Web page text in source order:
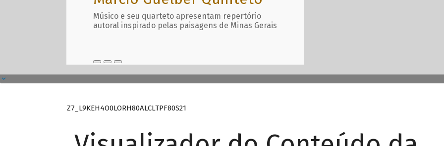
Músico e seu quarteto apresentam repertório
autoral inspirado pelas paisagens de Minas Gerais
Z7_L9KEH4O0LORH80ALCLTPF80S21